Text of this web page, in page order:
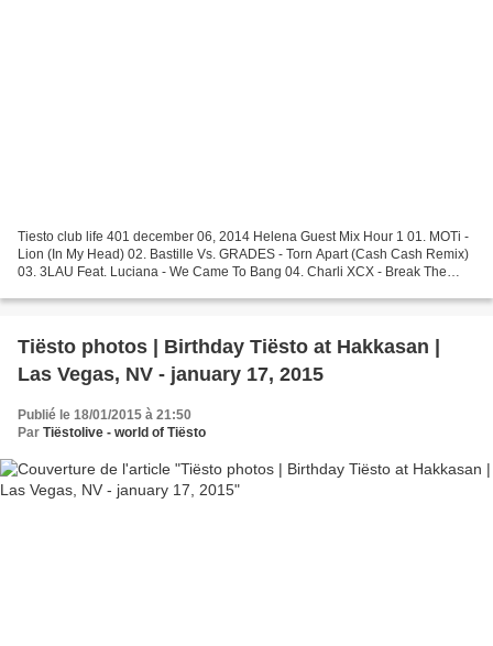
Tiesto club life 401 december 06, 2014 Helena Guest Mix Hour 1 01. MOTi -
Lion (In My Head) 02. Bastille Vs. GRADES - Torn Apart (Cash Cash Remix)
03. 3LAU Feat. Luciana - We Came To Bang 04. Charli XCX - Break The
Tiësto photos | Birthday Tiësto at Hakkasan |
Las Vegas, NV - january 17, 2015
Publié le 18/01/2015 à 21:50
Par Tiëstolive - world of Tiësto